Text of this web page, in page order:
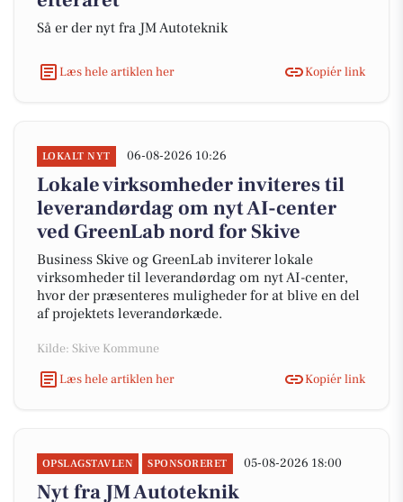
Så er der nyt fra JM Autoteknik
Læs hele artiklen her Kopiér link
LOKALT NYT 06-08-2026 10:26
Lokale virksomheder inviteres til
leverandørdag om nyt AI-center
ved GreenLab nord for Skive
Business Skive og GreenLab inviterer lokale
virksomheder til leverandørdag om nyt AI-center,
hvor der præsenteres muligheder for at blive en del
af projektets leverandørkæde.
Kilde: Skive Kommune
Læs hele artiklen her
Kopiér link
OPSLAGSTAVLEN SPONSORERET 05-08-2026 18:00
Nyt fra JM Autoteknik